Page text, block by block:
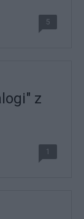
5
z
1